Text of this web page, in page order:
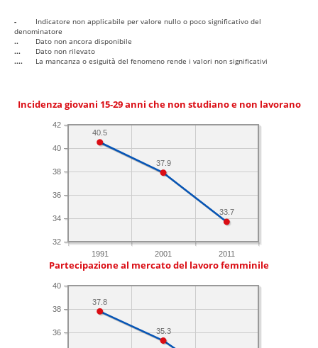
-
Indicatore non applicabile per valore nullo o poco significativo del
denominatore
..
Dato non ancora disponibile
...
Dato non rilevato
....
La mancanza o esiguità del fenomeno rende i valori non significativi
Incidenza giovani 15-29 anni che non studiano e non lavorano
1991 2001 2011
32
34
36
38
40
42
33.7
37.9
40.5
Partecipazione al mercato del lavoro femminile
36
38
40
35.3
37.8